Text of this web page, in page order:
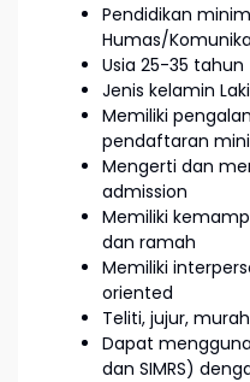
Pendidikan
Humas/
Usia 25-35 tahun
Jenis kelamin
Memiliki
pendaftaran
Mengerti dan
admission
Memiliki
dan ramah
Memiliki
oriented
Teliti, jujur,
Dapat
dan SIMRS)